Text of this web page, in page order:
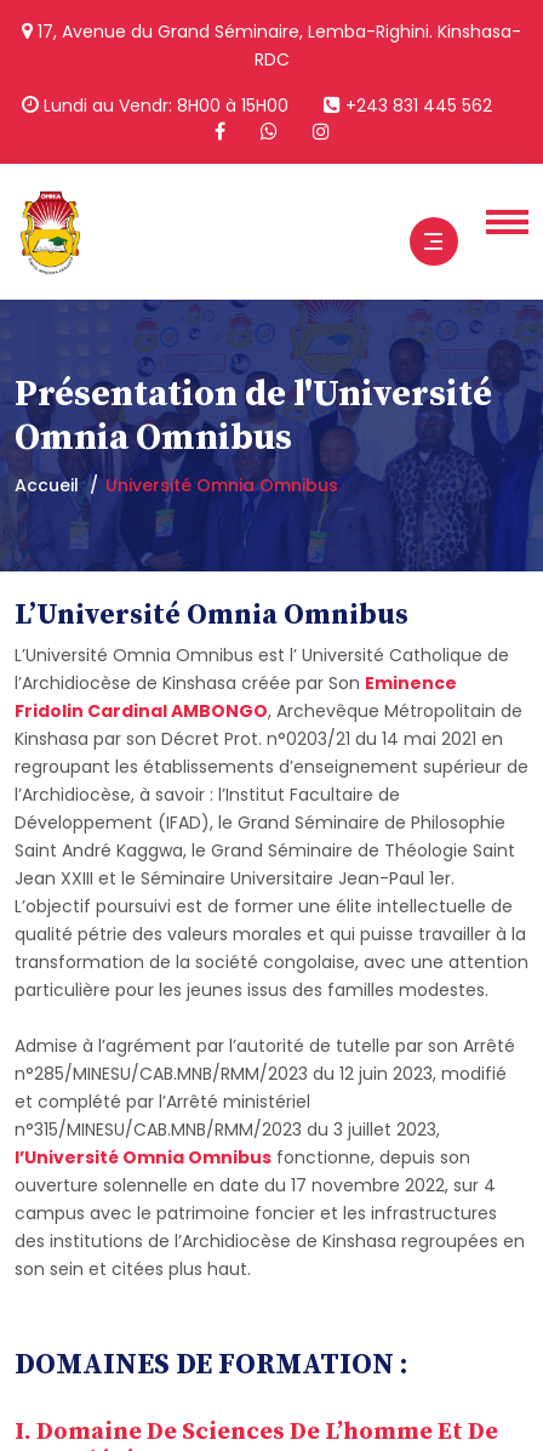
17, Avenue du Grand Séminaire, Lemba-Righini. Kinshasa-
RDC
Lundi au Vendr: 8H00 à 15H00
+243 831 445 562
Présentation de l'Université
Omnia Omnibus
Accueil Université Omnia Omnibus
L’Université Omnia Omnibus
L’Université Omnia Omnibus est l’ Université Catholique de
l’Archidiocèse de Kinshasa créée par Son Eminence
Fridolin Cardinal AMBONGO, Archevêque Métropolitain de
Kinshasa par son Décret Prot. n°0203/21 du 14 mai 2021 en
regroupant les établissements d’enseignement supérieur de
l’Archidiocèse, à savoir : l’Institut Facultaire de
Développement (IFAD), le Grand Séminaire de Philosophie
Saint André Kaggwa, le Grand Séminaire de Théologie Saint
Jean XXIII et le Séminaire Universitaire Jean-Paul 1er.
L’objectif poursuivi est de former une élite intellectuelle de
qualité pétrie des valeurs morales et qui puisse travailler à la
transformation de la société congolaise, avec une attention
particulière pour les jeunes issus des familles modestes.
Admise à l’agrément par l’autorité de tutelle par son Arrêté
n°285/MINESU/CAB.MNB/RMM/2023 du 12 juin 2023, modifié
et complété par l’Arrêté ministériel
n°315/MINESU/CAB.MNB/RMM/2023 du 3 juillet 2023,
l’Université Omnia Omnibus fonctionne, depuis son
ouverture solennelle en date du 17 novembre 2022, sur 4
campus avec le patrimoine foncier et les infrastructures
des institutions de l’Archidiocèse de Kinshasa regroupées en
son sein et citées plus haut.
DOMAINES DE FORMATION :
I. Domaine De Sciences De L’homme Et De